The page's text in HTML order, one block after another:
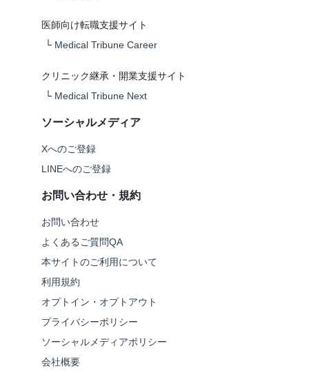
医師向け転職支援サイト
└ Medical Tribune Career
クリニック継承・開業支援サイト
└ Medical Tribune Next
ソーシャルメディア
Xへのご登録
LINEへのご登録
お問い合わせ・規約
お問い合わせ
よくあるご質問QA
本サイトのご利用について
利用規約
オプトイン・オプトアウト
プライバシーポリシー
ソーシャルメディアポリシー
会社概要